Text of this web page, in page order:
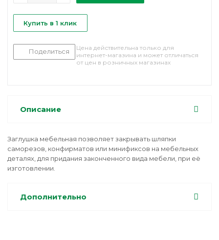
Купить в 1 клик
Поделиться
Цена действительна только для
интернет-магазина и может отличаться
от цен в розничных магазинах
Описание
Заглушка мебельная позволяет закрывать шляпки
саморезов, конфирматов или минификсов на мебельных
деталях, для придания законченного вида мебели, при её
изготовлении.
Дополнительно